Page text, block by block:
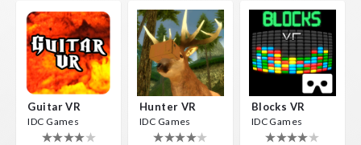
Guitar VR
IDC Games
Hunter VR
IDC Games
Blocks VR
IDC Games